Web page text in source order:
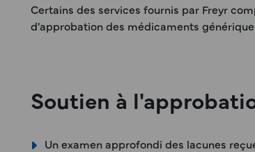
Certains des services fournis par Freyr
d'approbation des médicaments
Soutien à
Un examen approfondi des lacunes